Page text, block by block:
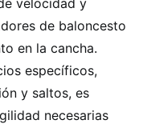
velocidad y
de baloncesto
en la cancha.
específicos,
y saltos, es
necesarias